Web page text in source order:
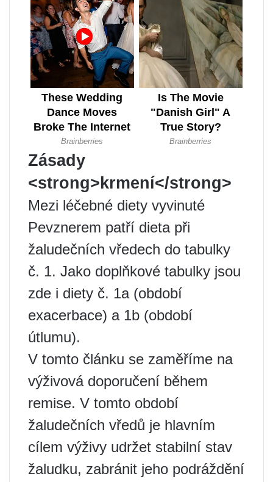
Zásady
<strong>krmení</strong>
Mezi léčebné diety vyvinuté
Pevznerem patří dieta při
žaludečních vředech do tabulky
č. 1. Jako doplňkové tabulky jsou
zde i diety č. 1a (období
exacerbace) a 1b (období
útlumu).
V tomto článku se zaměříme na
výživová doporučení během
remise. V tomto období
žaludečních vředů je hlavním
cílem výživy udržet stabilní stav
žaludku, zabránit jeho podráždění